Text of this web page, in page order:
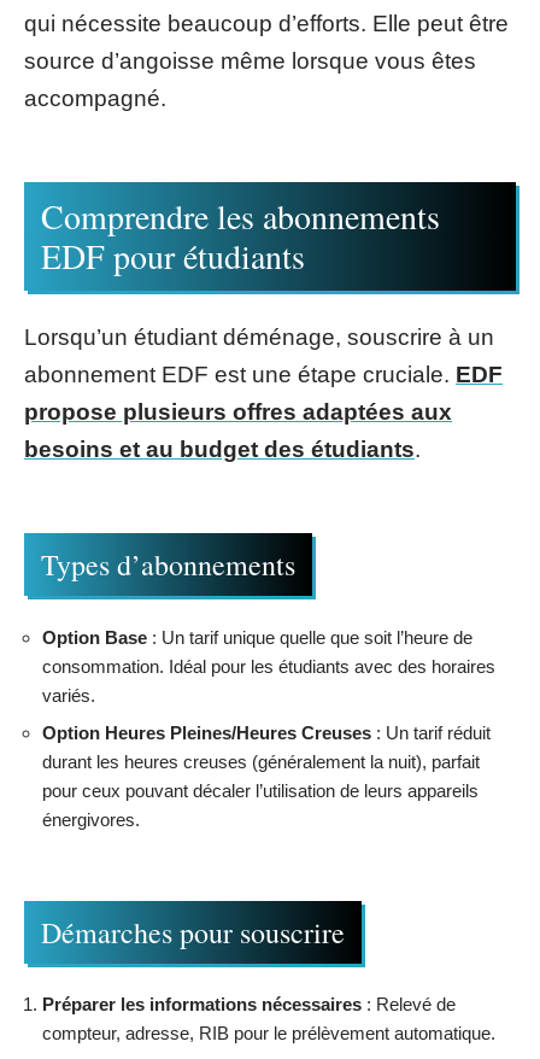
qui nécessite beaucoup d’efforts. Elle peut être
source d’angoisse même lorsque vous êtes
accompagné.
Comprendre les abonnements
EDF pour étudiants
Lorsqu’un étudiant déménage, souscrire à un
abonnement EDF est une étape cruciale. EDF
propose plusieurs offres adaptées aux
besoins et au budget des étudiants.
Types d’abonnements
Option Base : Un tarif unique quelle que soit l’heure de
consommation. Idéal pour les étudiants avec des horaires
variés.
Option Heures Pleines/Heures Creuses : Un tarif réduit
durant les heures creuses (généralement la nuit), parfait
pour ceux pouvant décaler l’utilisation de leurs appareils
énergivores.
Démarches pour souscrire
Préparer les informations nécessaires : Relevé de
compteur, adresse, RIB pour le prélèvement automatique.